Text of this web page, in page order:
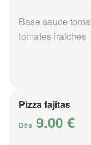
Base sauce
tomates fraiches
Pizza fajitas
Dès 9.00 €